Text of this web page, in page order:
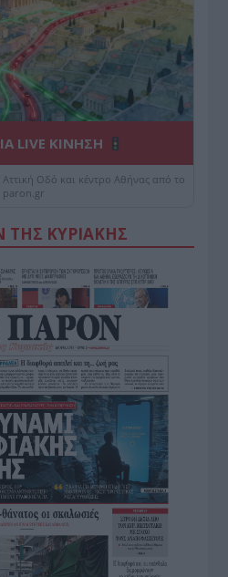
LIVE ΚΙΝΗΣΗ
Οδό και κέντρο Αθήνας από το
paron.gr
ΤΗΣ ΚΥΡΙΑΚΗΣ